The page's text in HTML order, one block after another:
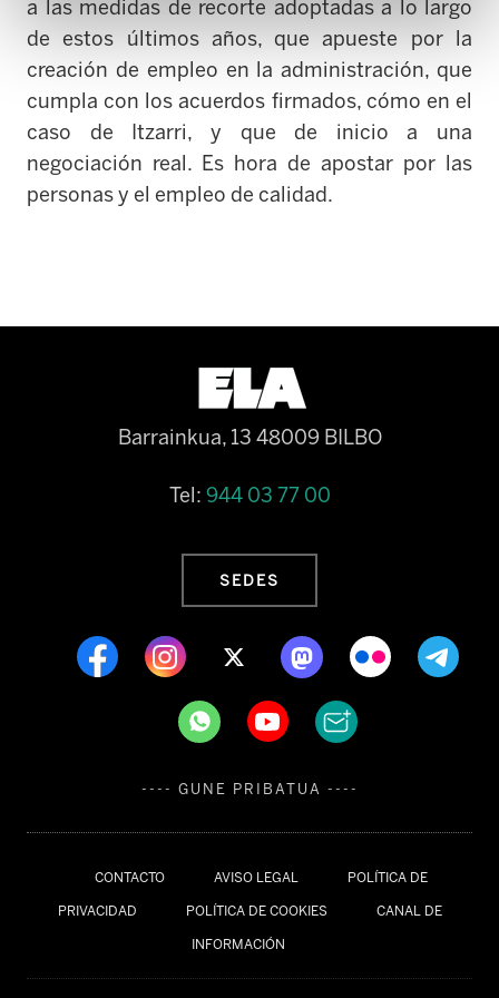
a las medidas de recorte adoptadas a lo largo
de estos últimos años, que apueste por la
creación de empleo en la administración, que
cumpla con los acuerdos firmados, cómo en el
caso de Itzarri, y que de inicio a una
negociación real. Es hora de apostar por las
personas y el empleo de calidad.
CONTACTO AVISO LEGAL POLÍTICA DE
PRIVACIDAD POLÍTICA DE COOKIES CANAL DE
INFORMACIÓN
Barrainkua, 13 48009 BILBO
Tel: 944 03 77 00
SEDES
---- GUNE PRIBATUA ----